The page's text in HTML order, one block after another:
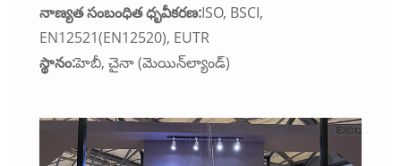
నాణ్యత సంబంధిత ధృవీకరణ:ISO, BSCI,
EN12521(EN12520), EUTR
స్థానం:హెబీ, చైనా (మెయిన్‌ల్యాండ్)